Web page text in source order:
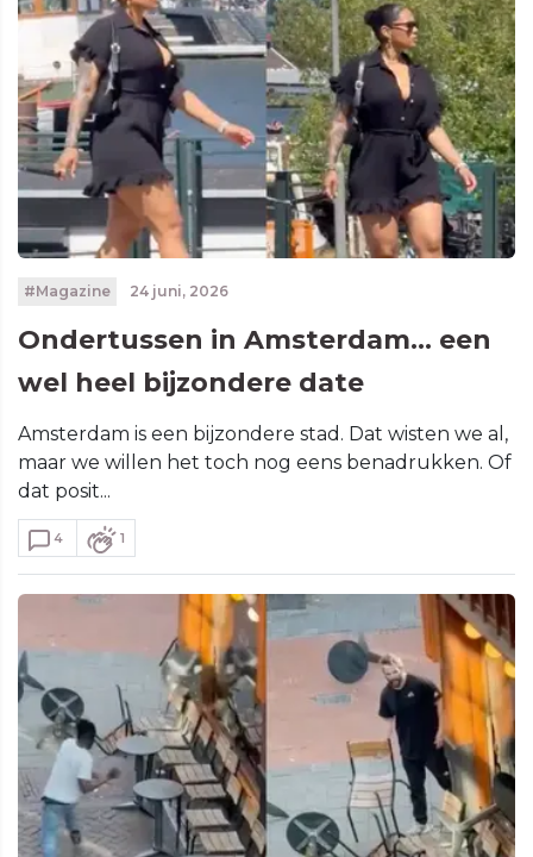
#Magazine 24 juni, 2026
Ondertussen in Amsterdam... een
wel heel bijzondere date
Amsterdam is een bijzondere stad. Dat wisten we al,
maar we willen het toch nog eens benadrukken. Of
dat posit...
4 1